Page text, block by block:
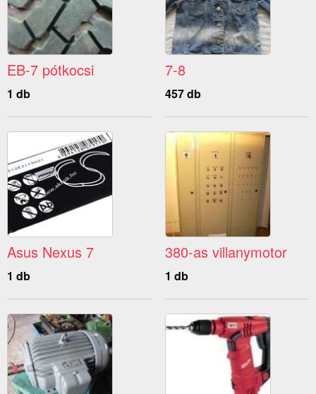
EB-7 pótkocsi
1 db
7-8
457 db
Asus Nexus 7
1 db
380-as villanymotor
1 db